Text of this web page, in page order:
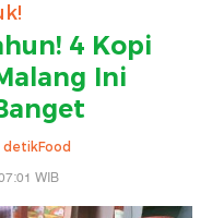
4 Kopi
Ini
detikFood
WIB